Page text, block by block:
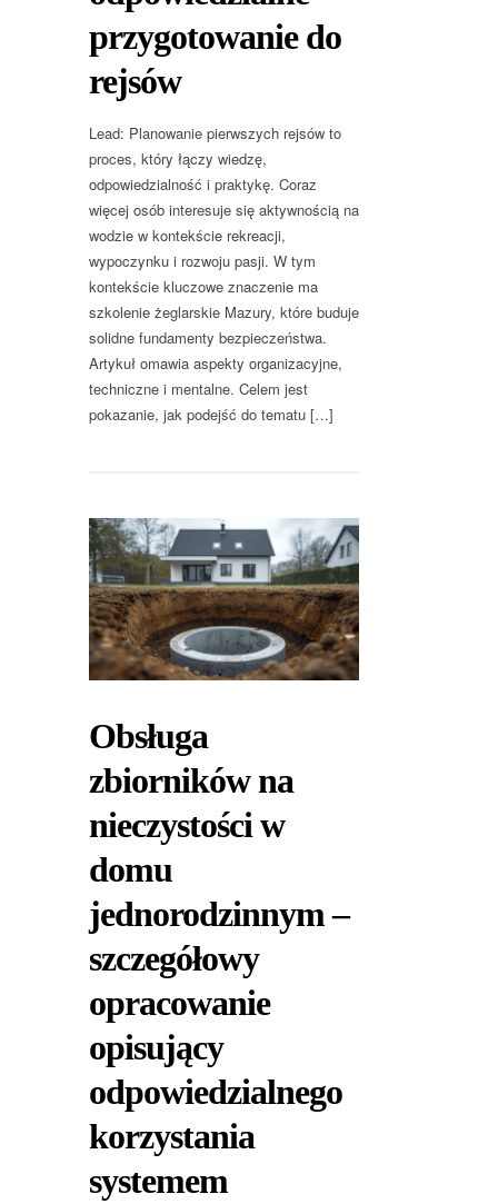
przygotowanie do
rejsów
Lead: Planowanie pierwszych rejsów to
proces, który łączy wiedzę,
odpowiedzialność i praktykę. Coraz
więcej osób interesuje się aktywnością na
wodzie w kontekście rekreacji,
wypoczynku i rozwoju pasji. W tym
kontekście kluczowe znaczenie ma
szkolenie żeglarskie Mazury, które buduje
solidne fundamenty bezpieczeństwa.
Artykuł omawia aspekty organizacyjne,
techniczne i mentalne. Celem jest
pokazanie, jak podejść do tematu […]
Obsługa
zbiorników na
nieczystości w
domu
jednorodzinnym –
szczegółowy
opracowanie
opisujący
odpowiedzialnego
korzystania
systemem